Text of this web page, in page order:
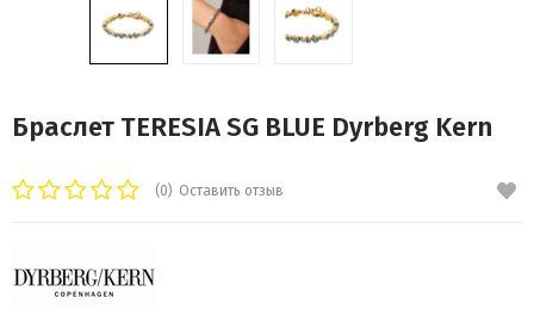
Браслет TERESIA SG BLUE Dyrberg Kern
(0) Оставить отзыв